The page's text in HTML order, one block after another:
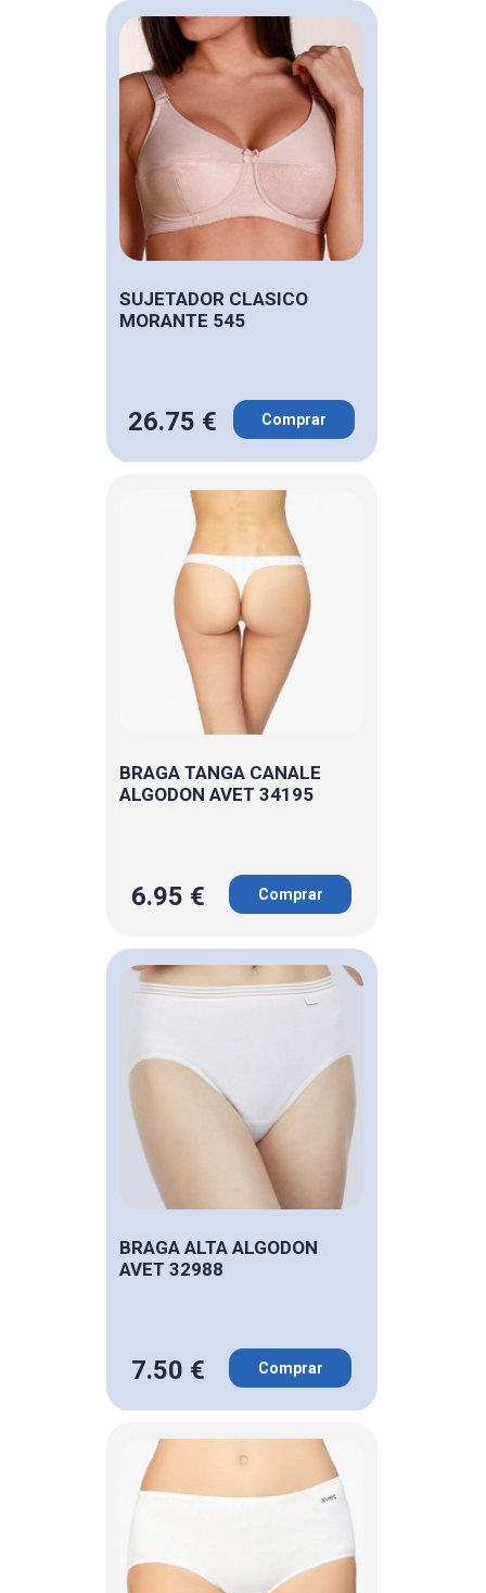
SUJETADOR CLASICO
MORANTE 545
26.75 € Comprar
BRAGA TANGA CANALE
ALGODON AVET 34195
6.95 € Comprar
BRAGA ALTA ALGODON
AVET 32988
7.50 € Comprar